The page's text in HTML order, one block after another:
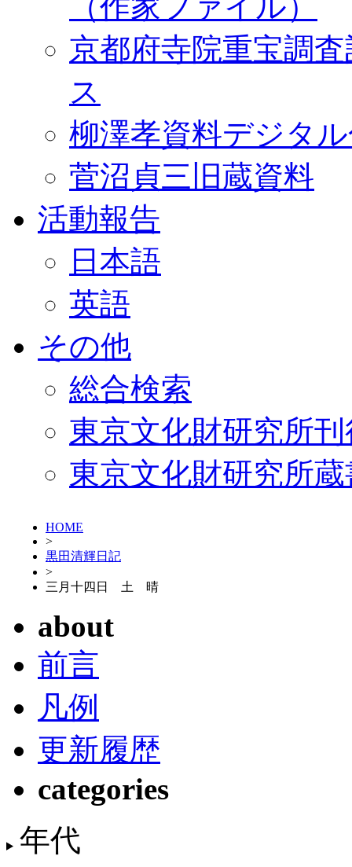
京都府寺院重宝調
ス
柳澤孝資料デジタ
菅沼貞三旧蔵資料
活動報告
日本語
英語
その他
総合検索
東京文化財研究所
東京文化財研究所
HOME
>
黒田清輝日記
>
三月十四日 土 晴
about
前言
凡例
更新履歴
categories
年代